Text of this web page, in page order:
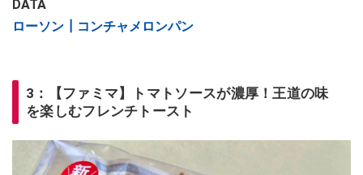
DATA
ローソン┃コンチャメロンパン
3：【ファミマ】トマトソースが濃厚！王道の味
を楽しむフレンチトースト